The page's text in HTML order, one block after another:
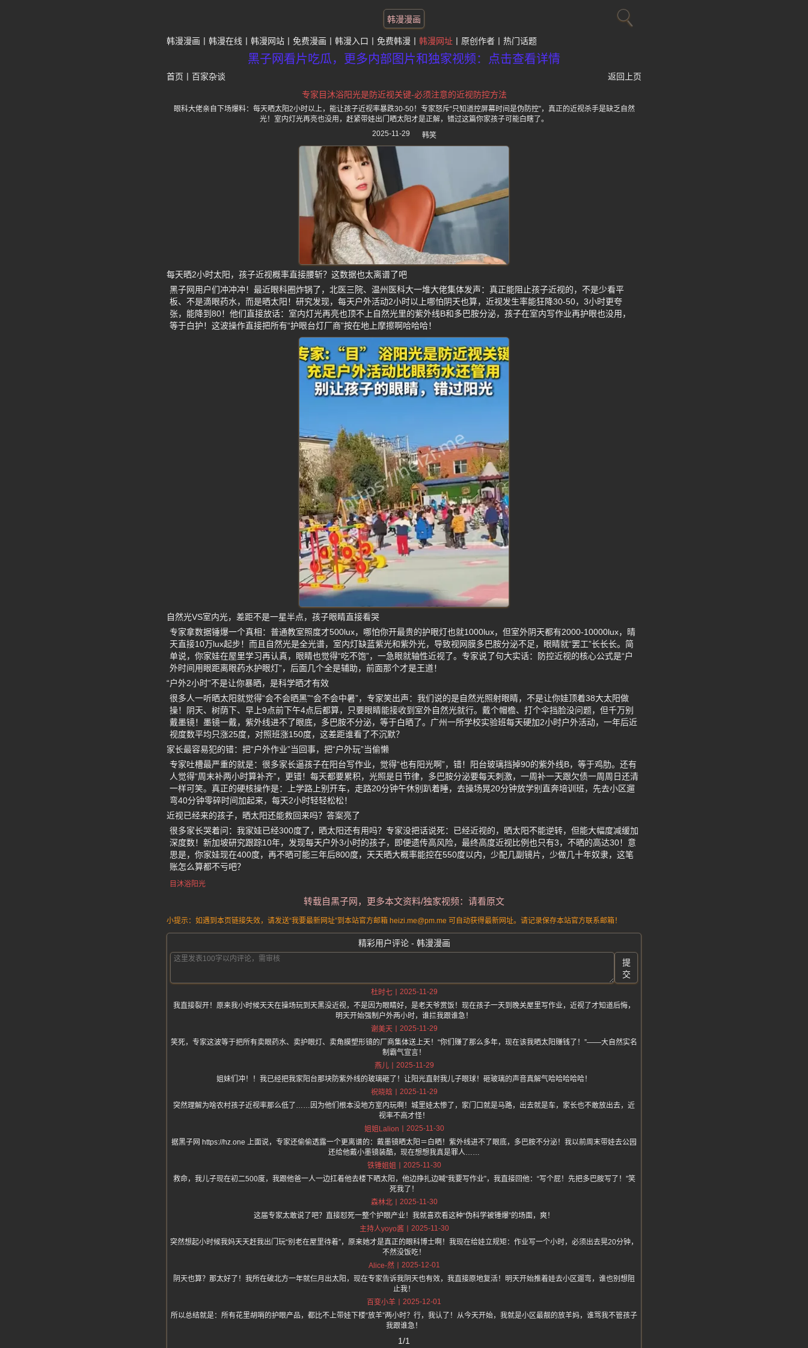
韩漫漫画
韩漫漫画 韩漫在线 韩漫网站 免费漫画 韩漫入口 免费韩漫 韩漫网址 原创作者 热门话题
黑子网看片吃瓜，更多内部图片和独家视频：点击查看详情
首页 百家杂谈
返回上页
专家目沐浴阳光是防近视关键-必须注意的近视防控方法
眼科大佬亲自下场爆料：每天晒太阳2小时以上，能让孩子近视率暴跌30-50！专家怒斥“只知道控屏幕时间是伪防控”，真正的近视杀手是缺乏自然
光！室内灯光再亮也没用，赶紧带娃出门晒太阳才是正解，错过这篇你家孩子可能白瞎了。
2025-11-29
韩笑
每天晒2小时太阳，孩子近视概率直接腰斩？这数据也太离谱了吧
黑子网用户们冲冲冲！最近眼科圈炸锅了，北医三院、温州医科大一堆大佬集体发声：真正能阻止孩子近视的，不是少看平
板、不是滴眼药水，而是晒太阳！研究发现，每天户外活动2小时以上哪怕阴天也算，近视发生率能狂降30-50，3小时更夸
张，能降到80！他们直接放话：室内灯光再亮也顶不上自然光里的紫外线B和多巴胺分泌，孩子在室内写作业再护眼也没用，
等于白护！这波操作直接把所有“护眼台灯厂商”按在地上摩擦啊哈哈哈！
自然光VS室内光，差距不是一星半点，孩子眼睛直接看哭
专家拿数据锤爆一个真相：普通教室照度才500lux，哪怕你开最贵的护眼灯也就1000lux，但室外阴天都有2000-10000lux，晴
天直接10万lux起步！而且自然光是全光谱，室内灯缺蓝紫光和紫外光，导致视网膜多巴胺分泌不足，眼睛就“罢工”长长长。简
单说，你家娃在屋里学习再认真，眼睛也觉得“吃不饱”，一急眼就轴性近视了。专家说了句大实话：防控近视的核心公式是“户
外时间用眼距离眼药水护眼灯”，后面几个全是辅助，前面那个才是王道！
“户外2小时”不是让你暴晒，是科学晒才有效
很多人一听晒太阳就觉得“会不会晒黑”“会不会中暑”，专家笑出声：我们说的是自然光照射眼睛，不是让你娃顶着38大太阳做
操！阴天、树荫下、早上9点前下午4点后都算，只要眼睛能接收到室外自然光就行。戴个帽檐、打个伞挡脸没问题，但千万别
戴墨镜！墨镜一戴，紫外线进不了眼底，多巴胺不分泌，等于白晒了。广州一所学校实验班每天硬加2小时户外活动，一年后近
视度数平均只涨25度，对照班涨150度，这差距谁看了不沉默？
家长最容易犯的错：把“户外作业”当回事，把“户外玩”当偷懒
专家吐槽最严重的就是：很多家长逼孩子在阳台写作业，觉得“也有阳光啊”，错！阳台玻璃挡掉90的紫外线B，等于鸡肋。还有
人觉得“周末补两小时算补齐”，更错！每天都要累积，光照是日节律，多巴胺分泌要每天刺激，一周补一天跟欠债一周周日还清
一样可笑。真正的硬核操作是：上学路上别开车，走路20分钟午休别趴着睡，去操场晃20分钟放学别直奔培训班，先去小区遛
弯40分钟零碎时间加起来，每天2小时轻轻松松！
近视已经来的孩子，晒太阳还能救回来吗？答案亮了
很多家长哭着问：我家娃已经300度了，晒太阳还有用吗？专家没把话说死：已经近视的，晒太阳不能逆转，但能大幅度减缓加
深度数！新加坡研究跟踪10年，发现每天户外3小时的孩子，即便遗传高风险，最终高度近视比例也只有3，不晒的高达30！意
思是，你家娃现在400度，再不晒可能三年后800度，天天晒大概率能控在550度以内，少配几副镜片，少做几十年奴隶，这笔
账怎么算都不亏吧？
目沐浴阳光
转载自黑子网，更多本文资料/独家视频：请看原文
小提示：如遇到本页链接失效，请发送“我要最新网址”到本站官方邮箱 heizi.me@pm.me 可自动获得最新网址。请记录保存本站官方联系邮箱！
精彩用户评论 - 韩漫漫画
提
交
杜时七
2025-11-29
我直接裂开！原来我小时候天天在操场玩到天黑没近视，不是因为眼睛好，是老天爷赏饭！现在孩子一天到晚关屋里写作业，近视了才知道后悔，
明天开始强制户外两小时，谁拦我跟谁急！
谢美天
2025-11-29
笑死，专家这波等于把所有卖眼药水、卖护眼灯、卖角膜塑形镜的厂商集体送上天！“你们赚了那么多年，现在该我晒太阳赚钱了！”——大自然实名
制霸气宣言！
燕儿
2025-11-29
姐妹们冲！！我已经把我家阳台那块防紫外线的玻璃砸了！让阳光直射我儿子眼球！砸玻璃的声音真解气哈哈哈哈哈！
祝晓晗
2025-11-29
突然理解为啥农村孩子近视率那么低了……因为他们根本没地方室内玩啊！城里娃太惨了，家门口就是马路，出去就是车，家长也不敢放出去，近
视率不高才怪！
姐姐Lalion
2025-11-30
据黑子网 https://hz.one 上面说，专家还偷偷透露一个更离谱的：戴墨镜晒太阳＝白晒！紫外线进不了眼底，多巴胺不分泌！我以前周末带娃去公园
还给他戴小墨镜装酷，现在想想我真是罪人……
铁锤姐姐
2025-11-30
救命，我儿子现在初二500度，我跟他爸一人一边扛着他去楼下晒太阳，他边挣扎边喊“我要写作业”，我直接回他：“写个屁！先把多巴胺写了！”笑
死我了！
森林北
2025-11-30
这届专家太敢说了吧？直接怼死一整个护眼产业！我就喜欢看这种“伪科学被锤爆”的场面，爽！
主持人yoyo酱
2025-11-30
突然想起小时候我妈天天赶我出门玩“别老在屋里待着”，原来她才是真正的眼科博士啊！我现在给娃立规矩：作业写一个小时，必须出去晃20分钟，
不然没饭吃！
Alice-然
2025-12-01
阴天也算？那太好了！我所在破北方一年就仨月出太阳，现在专家告诉我阴天也有效，我直接原地复活！明天开始推着娃去小区遛弯，谁也别想阻
止我！
百变小羊
2025-12-01
所以总结就是：所有花里胡哨的护眼产品，都比不上带娃下楼“放羊”两小时？行，我认了！从今天开始，我就是小区最靓的放羊妈，谁骂我不管孩子
我跟谁急！
1/1